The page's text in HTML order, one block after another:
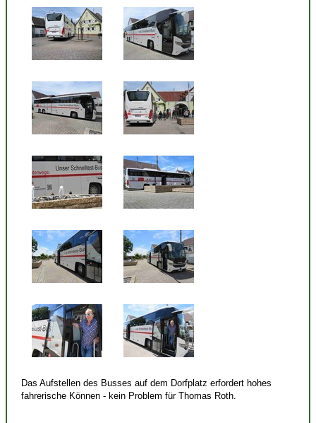
Das Aufstellen des Busses auf dem Dorfplatz erfordert hohes
fahrerische Können - kein Problem für Thomas Roth.